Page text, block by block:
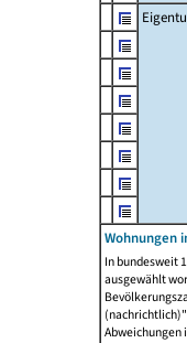
Wohnungen
In bundesweit
ausgewählt
Abweichungen